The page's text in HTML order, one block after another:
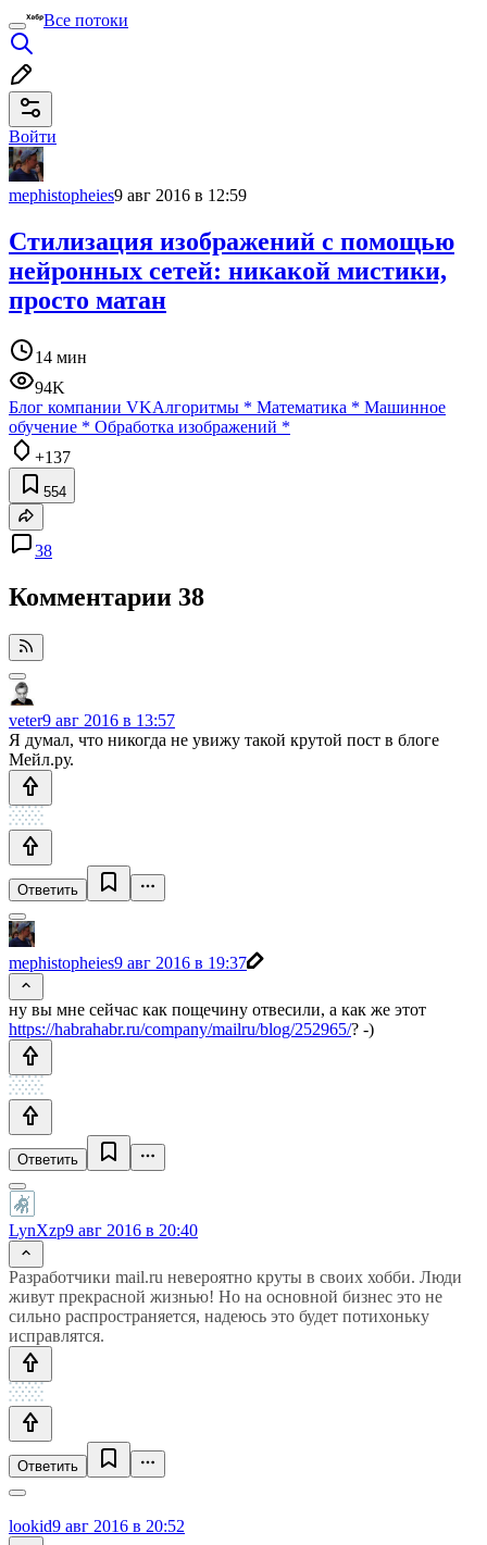
Все потоки
Войти
mephistopheies9 авг 2016 в 12:59
Стилизация изображений с помощью
нейронных сетей: никакой мистики,
просто матан
14 мин
94K
Блог компании VKАлгоритмы * Математика * Машинное
обучение * Обработка изображений *
+137
554
38
Комментарии 38
veter9 авг 2016 в 13:57
Я думал, что никогда не увижу такой крутой пост в блоге
Мейл.ру.
Ответить
mephistopheies9 авг 2016 в 19:37
ну вы мне сейчас как пощечину отвесили, а как же этот
https://habrahabr.ru/company/mailru/blog/252965/? -)
Ответить
LynXzp9 авг 2016 в 20:40
Разработчики mail.ru невероятно круты в своих хобби. Люди
живут прекрасной жизнью! Но на основной бизнес это не
сильно распространяется, надеюсь это будет потихоньку
исправлятся.
Ответить
lookid9 авг 2016 в 20:52